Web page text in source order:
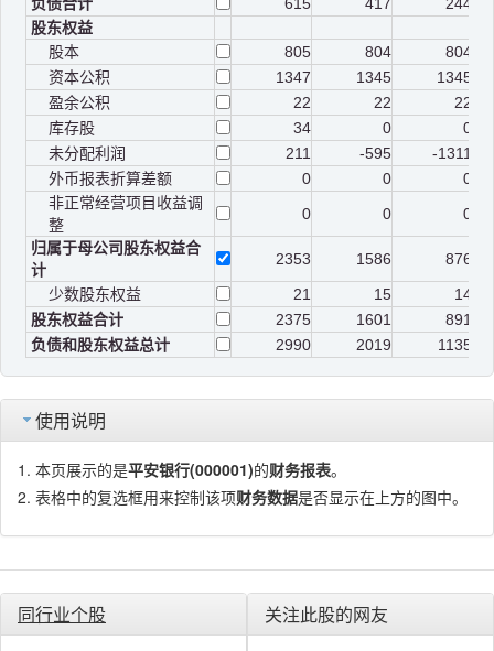
股东权益
股本
805 804
804
资本公积
1347 1345
1345
盈余公积
22 22
22
库存股
34 0
0
未分配利润
211 -595
-1311
外币报表折算差额
0 0
0
非正常经营项目收益调
整
0 0
0
归属于母公司股东权益合
计
2353 1586
876
少数股东权益
21 15
14
股东权益合计
2375 1601
891
负债和股东权益总计
2990 2019 1135
使用说明
本页展示的是平安银行(000001)的财务报表。
表格中的复选框用来控制该项财务数据是否显示在上方的图中。
同行业个股 关注此股的网友